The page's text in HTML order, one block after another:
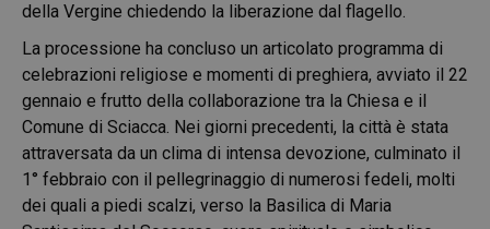
della Vergine chiedendo la liberazione dal flagello.
La processione ha concluso un articolato programma di
celebrazioni religiose e momenti di preghiera, avviato il 22
gennaio e frutto della collaborazione tra la Chiesa e il
Comune di Sciacca. Nei giorni precedenti, la città è stata
attraversata da un clima di intensa devozione, culminato il
1° febbraio con il pellegrinaggio di numerosi fedeli, molti
dei quali a piedi scalzi, verso la Basilica di Maria